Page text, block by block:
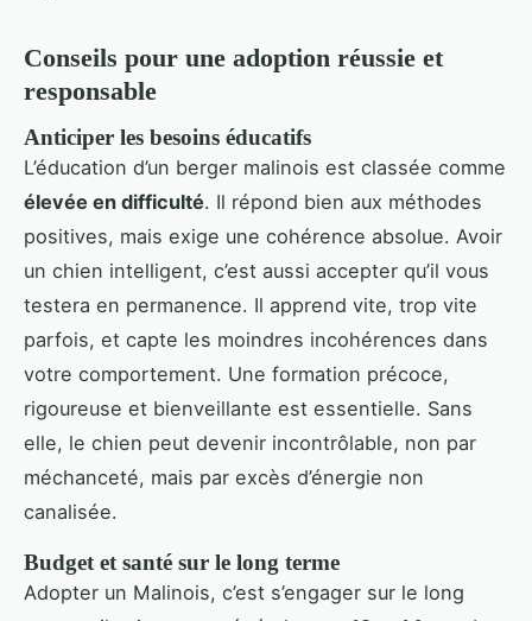
Conseils pour une adoption réussie et
responsable
Anticiper les besoins éducatifs
L’éducation d’un berger malinois est classée comme
élevée en difficulté. Il répond bien aux méthodes
positives, mais exige une cohérence absolue. Avoir
un chien intelligent, c’est aussi accepter qu’il vous
testera en permanence. Il apprend vite, trop vite
parfois, et capte les moindres incohérences dans
votre comportement. Une formation précoce,
rigoureuse et bienveillante est essentielle. Sans
elle, le chien peut devenir incontrôlable, non par
méchanceté, mais par excès d’énergie non
canalisée.
Budget et santé sur le long terme
Adopter un Malinois, c’est s’engager sur le long